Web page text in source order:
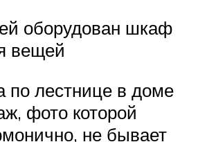
оборудован шкаф
вещей
по лестнице в доме
фото которой
не бывает